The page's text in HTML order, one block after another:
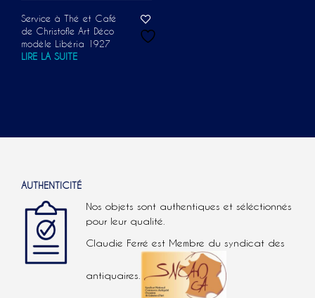
Service à Thé et Café
de Christofle Art Déco
modèle Libéria 1927
LIRE LA SUITE
AUTHENTICITÉ
Nos objets sont authentiques et séléctionnés
pour leur qualité.
Claudie Ferré est Membre du syndicat des
antiquaires.